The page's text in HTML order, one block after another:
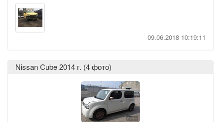
09.06.2018 10:19:11
Nissan Cube 2014 г. (4 фото)